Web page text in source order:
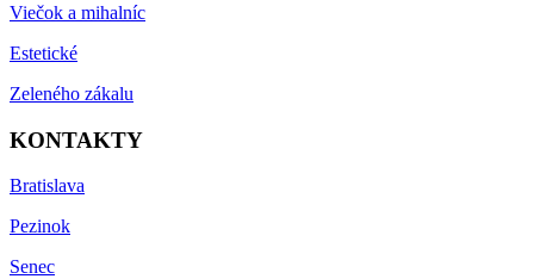
Viečok a mihalníc
Estetické
Zeleného zákalu
KONTAKTY
Bratislava
Pezinok
Senec